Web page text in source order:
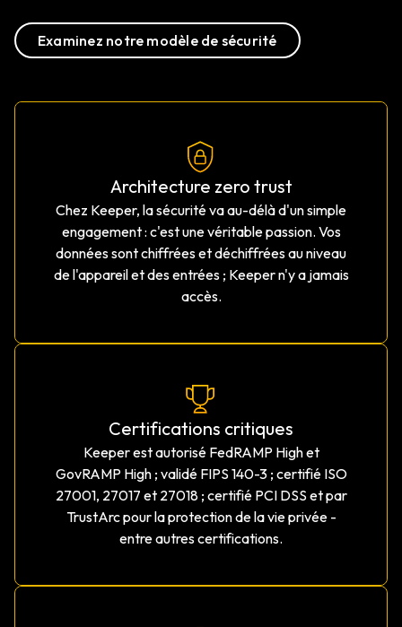
Examinez notre modèle de sécurité
Architecture zero trust
Chez Keeper, la sécurité va au-délà d'un simple
engagement : c'est une véritable passion. Vos
données sont chiffrées et déchiffrées au niveau
de l'appareil et des entrées ; Keeper n'y a jamais
accès.
Certifications critiques
Keeper est autorisé FedRAMP High et
GovRAMP High ; validé FIPS 140-3 ; certifié ISO
27001, 27017 et 27018 ; certifié PCI DSS et par
TrustArc pour la protection de la vie privée -
entre autres certifications.